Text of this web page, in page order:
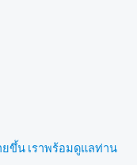
ขึ้น เราพร้อมดูแลท่าน